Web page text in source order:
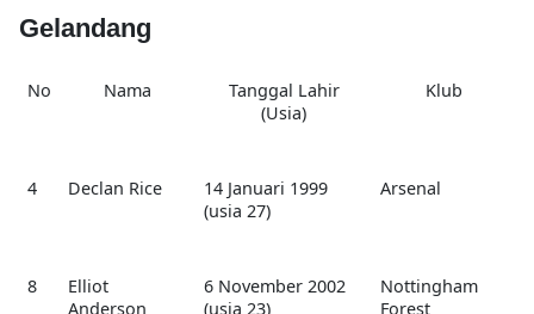
Gelandang
No Nama
Tanggal Lahir
(Usia)
Klub
4 Declan Rice
14 Januari 1999
(usia 27)
Arsenal
8
Elliot
Anderson
6 November 2002
(usia 23)
Nottingham
Forest